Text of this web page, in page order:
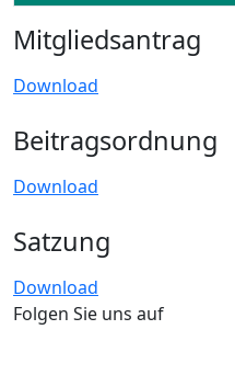
Mitgliedsantrag
Download
Beitragsordnung
Download
Satzung
Download
Folgen Sie uns auf